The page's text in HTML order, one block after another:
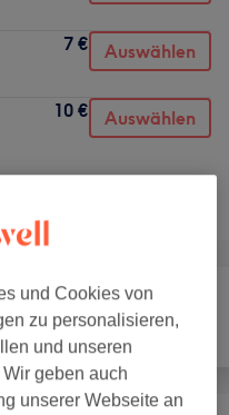
7 € Auswählen
10 € Auswählen
Gesicht
und Cookies von
zu personalisieren,
und unseren
geben auch
unserer Webseite an